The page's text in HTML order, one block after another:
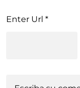
Enter Url *